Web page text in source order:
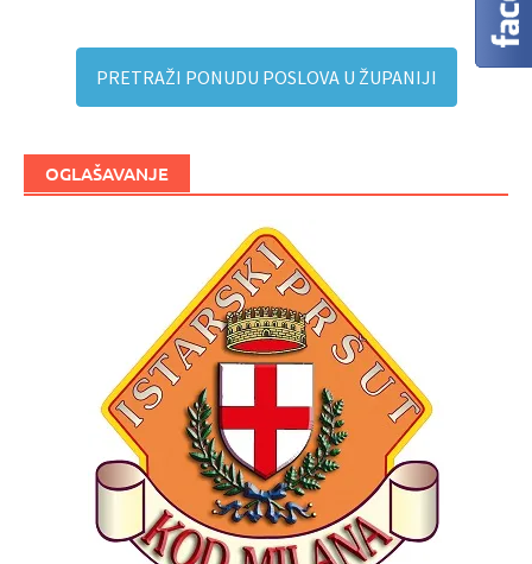
PRETRAŽI PONUDU POSLOVA U ŽUPANIJI
OGLAŠAVANJE